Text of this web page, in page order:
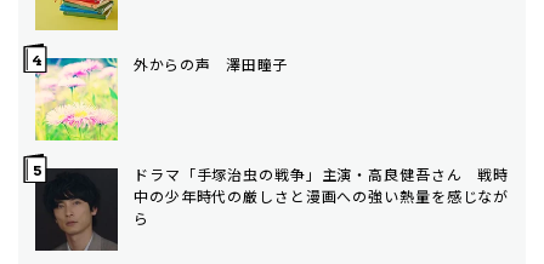
外からの声 澤田瞳子
ドラマ「手塚治虫の戦争」主演・高良健吾さん 戦時
中の少年時代の厳しさと漫画への強い熱量を感じなが
ら